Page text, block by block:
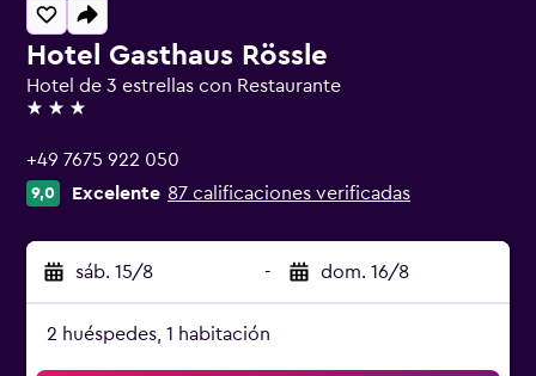
Hotel Gasthaus Rössle
Hotel de 3 estrellas con Restaurante
3 estrellas
+49 7675 922 050
9,0 Excelente 87 calificaciones verificadas
sáb. 15/8 - dom. 16/8
2 huéspedes, 1 habitación